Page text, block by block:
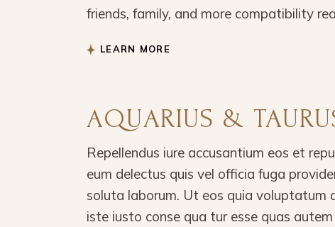
friends, family, and more compatibility
LEARN MORE
AQUARIUS &
Repellendus iure accusantium eos et
eum delectus quis vel officia fuga
soluta laborum. Ut eos quia voluptatum
iste iusto conse qua tur esse quas